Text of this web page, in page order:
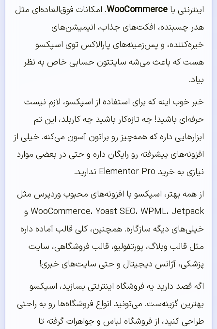
اینترنتی با WooCommerce. امکانات فوق‌العاده‌ای مثل
هدر چسبنده، افکت‌های جذاب، انیمیشن‌های
خیره‌کننده، و پس‌زمینه‌های پارالاکس توی اسپکسو
هست که باعث می‌شه سایتتون حسابی خاص به نظر
بیاد.
خبر خوب اینه که برای استفاده از اسپکسو، لازم نیست
حرفه‌ای باشید! چه تازه‌کار باشید چه کاربلد، این تم
ابزارهایی داره که همه‌چیز رو براتون آسون می‌کنه. خیلی از
افزونه‌های پیشرفته رو رایگان داره و حتی در بعضی موارد
نیازی به خرید Elementor Pro ندارید.
از همه بهتر، اسپکسو با افزونه‌های محبوب وردپرس مثل
WooCommerce، Yoast SEO، WPML، Jetpack و
خیلی‌های دیگه سازگاره. همچنین، کلی قالب آماده داره
مثل قالب وبلاگ، پورتفولیو، قالب فروشگاهی، سایت
پزشکی، آژانس دیجیتال و حتی سایت‌های خبری!
اگه قصد دارید یه فروشگاه اینترنتی بسازید، اسپکسو
بهترین گزینه‌ست. می‌تونید انواع فروشگاه‌ها رو به راحتی
طراحی کنید، از فروشگاه لباس و جواهرات گرفته تا